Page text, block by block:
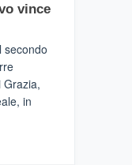
vince
secondo
Grazia,
in